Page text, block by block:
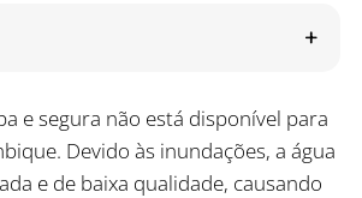
e segura não está disponível para
Devido às inundações, a água
e de baixa qualidade, causando